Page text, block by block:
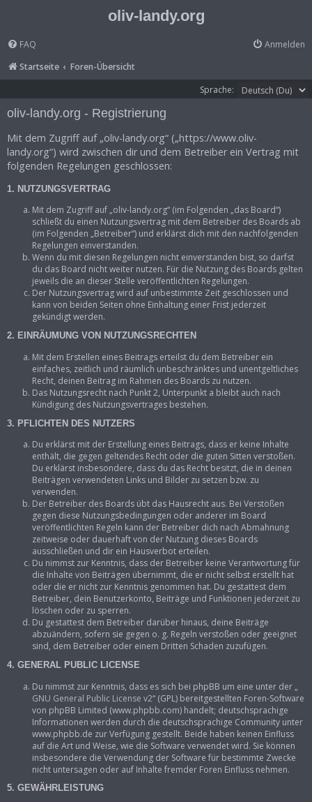
oliv-landy.org
FAQ
Anmelden
Startseite
Foren-Übersicht
Sprache:
oliv-landy.org - Registrierung
Mit dem Zugriff auf „oliv-landy.org“ („https://www.oliv-
landy.org“) wird zwischen dir und dem Betreiber ein Vertrag mit
folgenden Regelungen geschlossen:
1. NUTZUNGSVERTRAG
Mit dem Zugriff auf „oliv-landy.org“ (im Folgenden „das Board“)
schließt du einen Nutzungsvertrag mit dem Betreiber des Boards ab
(im Folgenden „Betreiber“) und erklärst dich mit den nachfolgenden
Regelungen einverstanden.
Wenn du mit diesen Regelungen nicht einverstanden bist, so darfst
du das Board nicht weiter nutzen. Für die Nutzung des Boards gelten
jeweils die an dieser Stelle veröffentlichten Regelungen.
Der Nutzungsvertrag wird auf unbestimmte Zeit geschlossen und
kann von beiden Seiten ohne Einhaltung einer Frist jederzeit
gekündigt werden.
2. EINRÄUMUNG VON NUTZUNGSRECHTEN
Mit dem Erstellen eines Beitrags erteilst du dem Betreiber ein
einfaches, zeitlich und räumlich unbeschränktes und unentgeltliches
Recht, deinen Beitrag im Rahmen des Boards zu nutzen.
Das Nutzungsrecht nach Punkt 2, Unterpunkt a bleibt auch nach
Kündigung des Nutzungsvertrages bestehen.
3. PFLICHTEN DES NUTZERS
Du erklärst mit der Erstellung eines Beitrags, dass er keine Inhalte
enthält, die gegen geltendes Recht oder die guten Sitten verstoßen.
Du erklärst insbesondere, dass du das Recht besitzt, die in deinen
Beiträgen verwendeten Links und Bilder zu setzen bzw. zu
verwenden.
Der Betreiber des Boards übt das Hausrecht aus. Bei Verstößen
gegen diese Nutzungsbedingungen oder anderer im Board
veröffentlichten Regeln kann der Betreiber dich nach Abmahnung
zeitweise oder dauerhaft von der Nutzung dieses Boards
ausschließen und dir ein Hausverbot erteilen.
Du nimmst zur Kenntnis, dass der Betreiber keine Verantwortung für
die Inhalte von Beiträgen übernimmt, die er nicht selbst erstellt hat
oder die er nicht zur Kenntnis genommen hat. Du gestattest dem
Betreiber, dein Benutzerkonto, Beiträge und Funktionen jederzeit zu
löschen oder zu sperren.
Du gestattest dem Betreiber darüber hinaus, deine Beiträge
abzuändern, sofern sie gegen o. g. Regeln verstoßen oder geeignet
sind, dem Betreiber oder einem Dritten Schaden zuzufügen.
4. GENERAL PUBLIC LICENSE
Du nimmst zur Kenntnis, dass es sich bei phpBB um eine unter der „
GNU General Public License v2“ (GPL) bereitgestellten Foren-Software
von phpBB Limited (www.phpbb.com) handelt; deutschsprachige
Informationen werden durch die deutschsprachige Community unter
www.phpbb.de zur Verfügung gestellt. Beide haben keinen Einfluss
auf die Art und Weise, wie die Software verwendet wird. Sie können
insbesondere die Verwendung der Software für bestimmte Zwecke
nicht untersagen oder auf Inhalte fremder Foren Einfluss nehmen.
5. GEWÄHRLEISTUNG